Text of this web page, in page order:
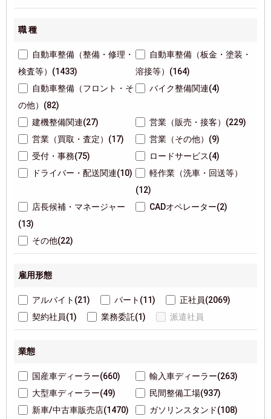
職 種
自動車整備（整備・修理・
検査等）(1433)
自動車整備（板金・塗装・
溶接等）(164)
自動車整備（フロント・そ
の他）(82)
バイク整備関連(4)
建機整備関連(27)
営業（販売・接客）(229)
営業（買取・査定）(17)
営業（その他）(9)
受付・事務(75)
ロードサービス(4)
ドライバー・配送関連(10)
軽作業（洗車・回送等）
(12)
店長候補・マネージャー
(13)
CADオペレーター(2)
その他(22)
雇用形態
アルバイト(21) パート(11)
正社員(2069)
契約社員(1)
業務委託(1) 派遣社員
業態
国産車ディーラー(660)
輸入車ディーラー(263)
大型車ディーラー(49)
民間整備工場(937)
新車/中古車販売店(1470)
ガソリンスタンド(108)